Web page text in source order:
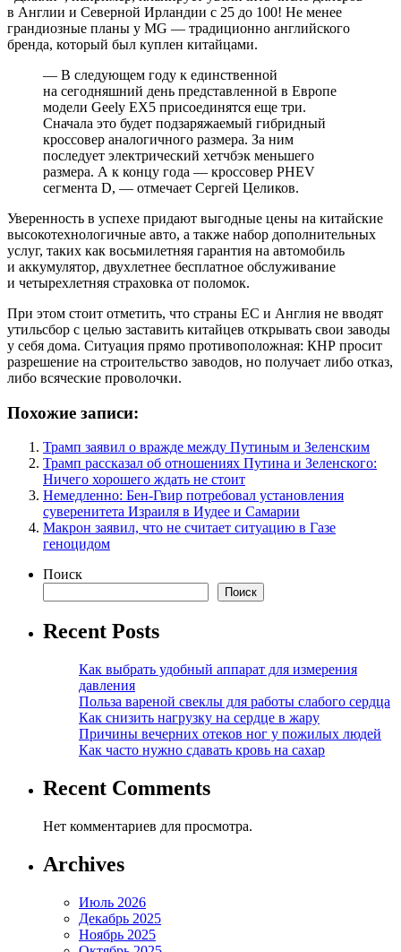
в Англии и Северной Ирландии с 25 до 100! Не менее
грандиозные планы у MG — традиционно английского
бренда, который был куплен китайцами.
— В следующем году к единственной
на сегодняшний день представленной в Европе
модели Geely EX5 присоединятся еще три.
Сначала это будет подзаряжаемый гибридный
кроссовер аналогичного размера. За ним
последует электрический хетчбэк меньшего
размера. А к концу года — кроссовер PHEV
сегмента D, — отмечает Сергей Целиков.
Уверенность в успехе придают выгодные цены на китайские
высокотехнологичные авто, а также набор дополнительных
услуг, таких как восьмилетняя гарантия на автомобиль
и аккумулятор, двухлетнее бесплатное обслуживание
и четырехлетняя страховка от поломок.
При этом стоит отметить, что страны ЕС и Англия не вводят
утильсбор с целью заставить китайцев открывать свои заводы
у себя дома. Ситуация прямо противоположная: КНР просит
разрешение на строительство заводов, но получает либо отказ,
либо всяческие проволочки.
Похожие записи:
Трамп заявил о вражде между Путиным и Зеленским
Трамп рассказал об отношениях Путина и Зеленского:
Ничего хорошего ждать не стоит
Немедленно: Бен-Гвир потребовал установления
суверенитета Израиля в Иудее и Самарии
Макрон заявил, что не считает ситуацию в Газе
геноцидом
Поиск
Поиск
Recent Posts
Как выбрать удобный аппарат для измерения
давления
Польза вареной свеклы для работы слабого сердца
Как снизить нагрузку на сердце в жару
Причины вечерних отеков ног у пожилых людей
Как часто нужно сдавать кровь на сахар
Recent Comments
Нет комментариев для просмотра.
Archives
Июль 2026
Декабрь 2025
Ноябрь 2025